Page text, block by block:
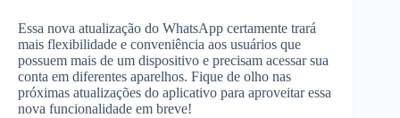
Essa nova atualização do WhatsApp certamente trará
mais flexibilidade e conveniência aos usuários que
possuem mais de um dispositivo e precisam acessar sua
conta em diferentes aparelhos. Fique de olho nas
próximas atualizações do aplicativo para aproveitar essa
nova funcionalidade em breve!